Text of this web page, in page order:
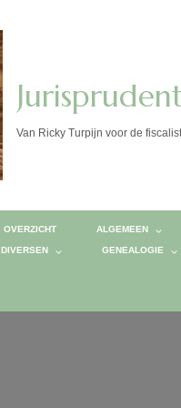
Van Ricky Turpijn voor de
OVERZICHT ALGEMEEN
DIVERSEN GENEALOGIE